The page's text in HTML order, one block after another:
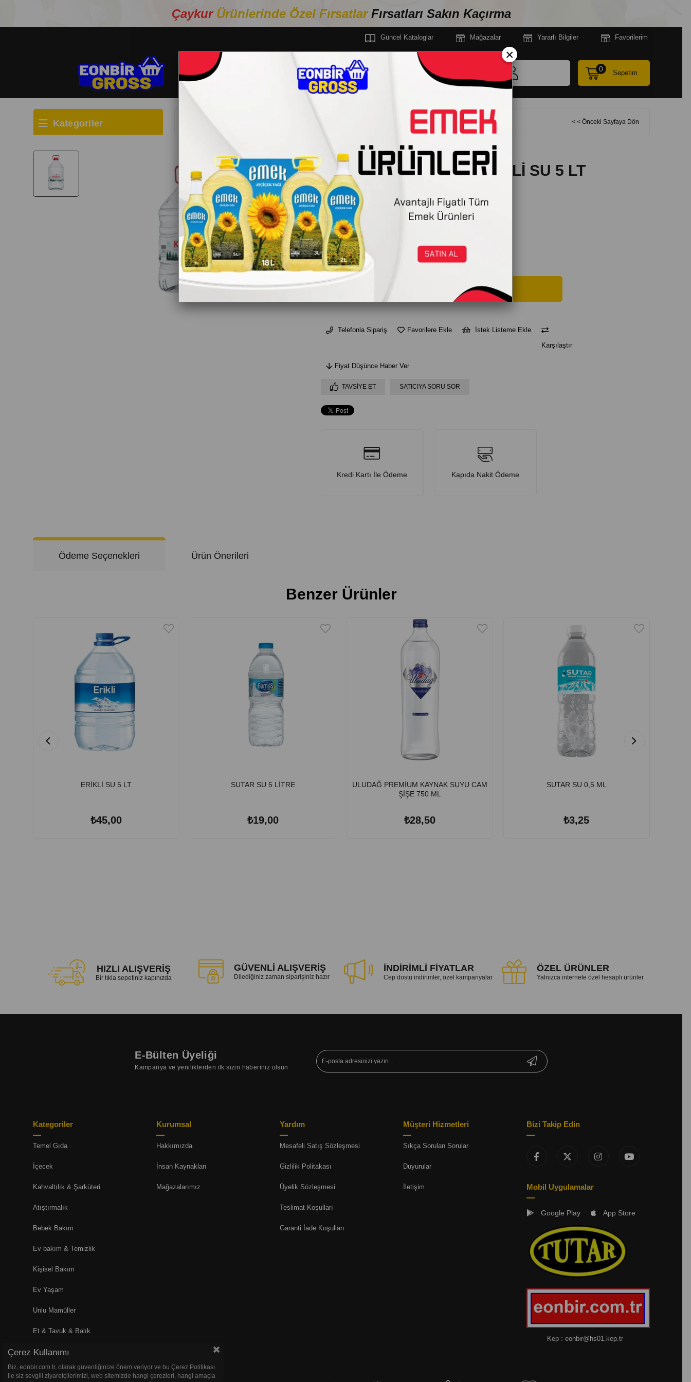
ÇaykurÜrünlerinde Özel Fırsatlar Fırsatları Sakın Kaçırma
Güncel Kataloglar Mağazalar Yararlı Bilgiler Favorilerim
Sepetim
0
Kategoriler KIZILAY DOĞAL MİNERALLİ SU 5 LT < < Önceki Sayfaya Dön
KIZILAY
KIZILAY DOĞAL MİNERALLİ SU 5 LT
Stok Kodu
Barkod : 8699421931059
Tedarikçi : Netsis
₺27,50
AD
Telefonla Sipariş Favorilere Ekle
İstek Listeme Ekle
Karşılaştır
Fiyat Düşünce Haber Ver
TAVSIYE ET SATICIYA SORU SOR
Kredi Kartı İle Ödeme Kapıda Nakit Ödeme
Ödeme Seçenekleri Ürün Önerileri
Benzer Ürünler
ERİKLİ SU 5 LT
₺45,00
SUTAR SU 5 LİTRE
₺19,00
ULUDAĞ PREMİUM KAYNAK SUYU CAM
ŞİŞE 750 ML
₺28,50
SUTAR SU 0,5 ML
₺3,25
HIZLI ALIŞVERİŞ
Bir tıkla sepetiniz kapınızda
GÜVENLİ ALIŞVERİŞ
Dilediğiniz zaman siparişiniz hazır
İNDİRİMLİ FİYATLAR
Cep dostu indirimler, özel kampanyalar
ÖZEL ÜRÜNLER
Yalnızca internete özel hesaplı ürünler
E-Bülten Üyeliği
Kampanya ve yeniliklerden ilk sizin haberiniz olsun
Kategoriler
Temel Gıda
İçecek
Kahvaltılık & Şarküteri
Atıştırmalık
Bebek Bakım
Ev bakım & Temizlik
Kişisel Bakım
Ev Yaşam
Unlu Mamüller
Et & Tavuk & Balık
Pet Shop
Kurumsal
Hakkımızda
İnsan Kaynakları
Mağazalarımız
Yardım
Mesafeli Satış Sözleşmesi
Gizlilik Politakası
Üyelik Sözleşmesi
Teslimat Koşulları
Garanti İade Koşulları
Müşteri Hizmetleri
Sıkça Sorulan Sorular
Duyurular
İletişim
Bizi Takip Edin
Mobil Uygulamalar
Google Play App Store
Kep : eonbir@hs01.kep.tr
Çerez Kullanımı
Biz, eonbir.com.tr, olarak güvenliğinize önem veriyor ve bu Çerez Politikası
ile siz sevgili ziyaretçilerimizi, web sitemizde hangi çerezleri, hangi amaçla
×